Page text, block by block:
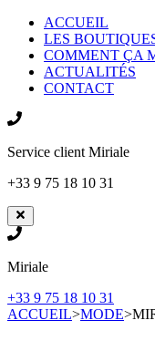
ACCUEIL
LES
COMMENT ÇA
ACTUALITÉS
CONTACT
Service client Miriale
+33 9 75 18 10 31
Miriale
+33 9 75 18 10 31
ACCUEIL>MODE>